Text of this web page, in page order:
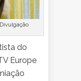
do
Europe